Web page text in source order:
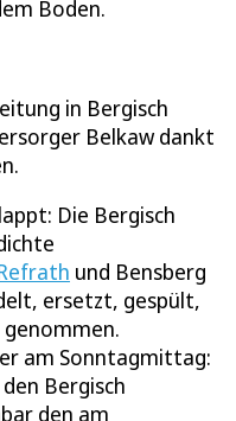
Boden.
in Bergisch
Belkaw dankt
Die Bergisch
und Bensberg
ersetzt, gespült,
am Sonntagmittag:
Bergisch
den am